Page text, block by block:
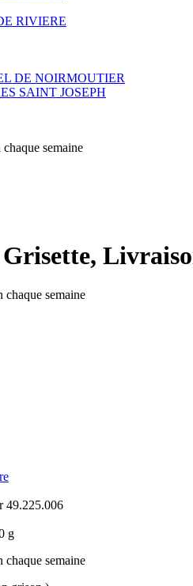
RIVIERE
DE NOIRMOUTIER
SAINT JOSEPH
semaine
49.225.006
g